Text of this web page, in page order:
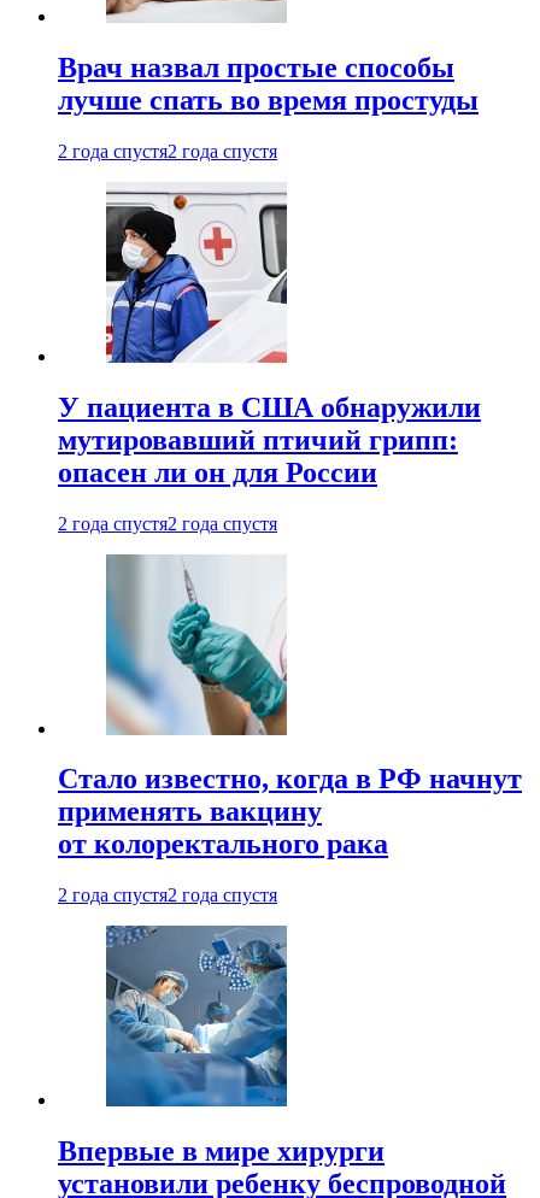
Врач назвал простые способы
лучше спать во время простуды
2 года спустя2 года спустя
У пациента в США обнаружили
мутировавший птичий грипп:
опасен ли он для России
2 года спустя2 года спустя
Стало известно, когда в РФ начнут
применять вакцину
от колоректального рака
2 года спустя2 года спустя
Впервые в мире хирурги
установили ребенку беспроводной